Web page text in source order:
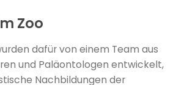
Zoo
dafür von einem Team aus
und Paläontologen entwickelt,
Nachbildungen der